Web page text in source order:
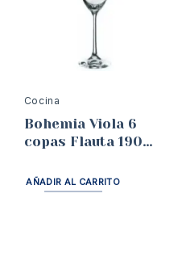
Cocina
Bohemia Viola 6
copas Flauta 190
AÑADIR AL CARRITO